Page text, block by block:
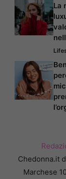
La
Chedonna.it
Marchese